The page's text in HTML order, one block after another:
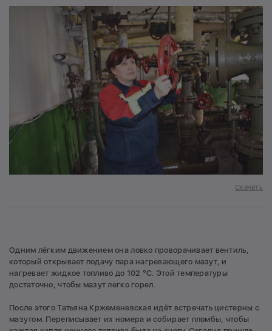
Скачать
Одним лёгким движением она ловко проворачивает вентиль,
который открывает подачу пара нагревающего мазут, и
нагревает жидкое топливо до 102 °C. Этой температуры
достаточно, чтобы мазут легко горел.
После этого Татьяна Кржеменевская идёт встречать цистерны с
мазутом. Переписывает их номера и собирает пломбы, чтобы